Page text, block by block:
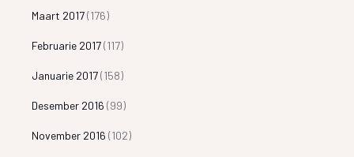
Maart 2017(176)
Februarie 2017(117)
Januarie 2017(158)
Desember 2016 (99)
November 2016 (102)